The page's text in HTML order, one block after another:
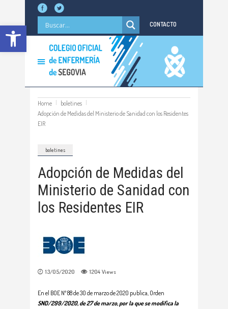
Abrir barra de herramientas CONTACTO
Home
boletines
Adopción de Medidas del Ministerio de Sanidad con los Residentes
EIR
boletines
Adopción de Medidas del
Ministerio de Sanidad con
los Residentes EIR
13/05/2020 1204 Views
En el BOE Nº 88 de 30 de marzo de 2020 publica, Orden
SND/299/2020, de 27 de marzo, por la que se modifica la